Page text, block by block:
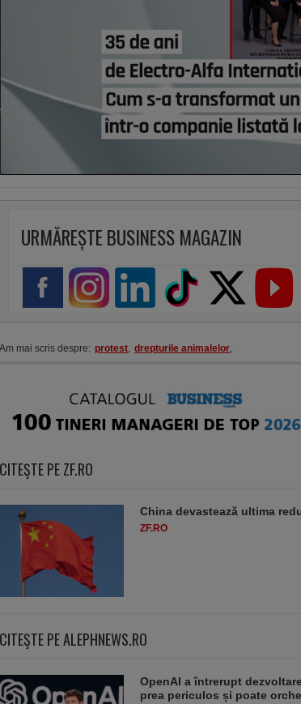
URMĂREȘTE BUSINESS MAGAZIN
Am mai scris despre: protest, drepturile animalelor,
CITEŞTE PE ZF.RO
China devastează ultima
ZF.RO
CITEŞTE PE ALEPHNEWS.RO
OpenAI a întrerupt
prea periculos și poate